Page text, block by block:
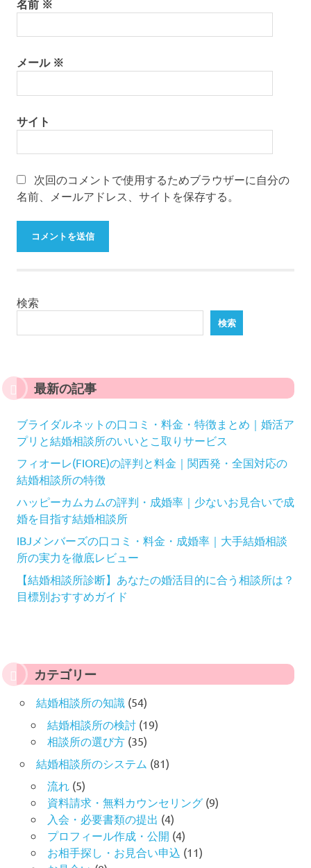
名前 ※
メール ※
サイト
次回のコメントで使用するためブラウザーに自分の
名前、メールアドレス、サイトを保存する。
検索
検索
最新の記事
ブライダルネットの口コミ・料金・特徴まとめ｜婚活ア
プリと結婚相談所のいいとこ取りサービス
フィオーレ(FIORE)の評判と料金｜関西発・全国対応の
結婚相談所の特徴
ハッピーカムカムの評判・成婚率｜少ないお見合いで成
婚を目指す結婚相談所
IBJメンバーズの口コミ・料金・成婚率｜大手結婚相談
所の実力を徹底レビュー
【結婚相談所診断】あなたの婚活目的に合う相談所は？
目標別おすすめガイド
カテゴリー
結婚相談所の知識(54)
結婚相談所の検討(19)
相談所の選び方(35)
結婚相談所のシステム (81)
流れ(5)
資料請求・無料カウンセリング(9)
入会・必要書類の提出 (4)
プロフィール作成・公開 (4)
お相手探し・お見合い申込 (11)